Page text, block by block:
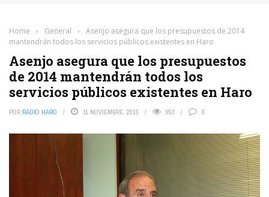
Home › General ›
Asenjo asegura que los presupuestos de 2014
mantendrán todos los servicios públicos existentes en Haro
Asenjo asegura que los presupuestos
de 2014 mantendrán todos los
servicios públicos existentes en Haro
POR RADIO HARO 11 NOVIEMBRE, 2013 953 0